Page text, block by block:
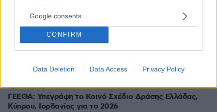
Google consents
CONFIRM
Data Deletion Data Access Privacy Policy
ΡΟΗ ΕΙΔΗΣΕΩΝ
Ειδήσεις Δημοφιλή
παράσταση Αντιγόνη - Δείτε την εμφάνισή της
πριν 9 λεπτά
ΓΕΕΘΑ: Υπεγράφη το Κοινό Σχέδιο Δράσης Ελλάδας,
Κύπρου, Ιορδανίας για το 2026
πριν 11 λεπτά